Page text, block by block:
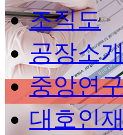
조직도
공장소
중앙연
대호인